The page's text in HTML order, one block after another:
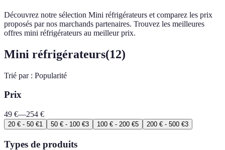
Découvrez notre sélection Mini réfrigérateurs et comparez les prix
proposés par nos marchands partenaires. Trouvez les meilleures
offres mini réfrigérateurs au meilleur prix.
Mini réfrigérateurs(12)
Trié par : Popularité
Prix
49 €—254 €
20 € - 50 €1 50 € - 100 €3 100 € - 200 €5 200 € - 500 €3
Types de produits